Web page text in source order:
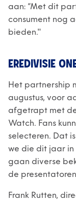
aan: “Met dit
consument nog
bieden."
EREDIVISIE
Het partnership
augustus, voor
afgetrapt met
Watch. Fans
selecteren. Dat
we die dit jaar
gaan diverse
de
Frank Rutten,